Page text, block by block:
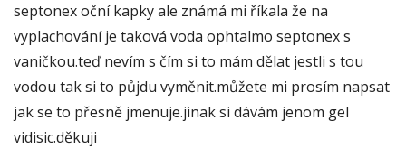
septonex oční kapky ale známá mi říkala že na
vyplachování je taková voda ophtalmo septonex s
vaničkou.teď nevím s čím si to mám dělat jestli s tou
vodou tak si to půjdu vyměnit.můžete mi prosím napsat
jak se to přesně jmenuje.jinak si dávám jenom gel
vidisic.děkuji